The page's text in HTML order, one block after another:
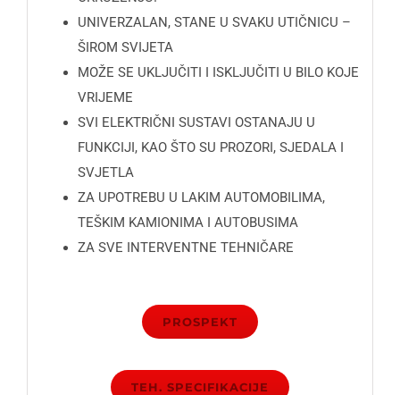
UNIVERZALAN, STANE U SVAKU UTIČNICU –
ŠIROM SVIJETA
MOŽE SE UKLJUČITI I ISKLJUČITI U BILO KOJE
VRIJEME
SVI ELEKTRIČNI SUSTAVI OSTANAJU U
FUNKCIJI, KAO ŠTO SU PROZORI, SJEDALA I
SVJETLA
ZA UPOTREBU U LAKIM AUTOMOBILIMA,
TEŠKIM KAMIONIMA I AUTOBUSIMA
ZA SVE INTERVENTNE TEHNIČARE
PROSPEKT
TEH. SPECIFIKACIJE